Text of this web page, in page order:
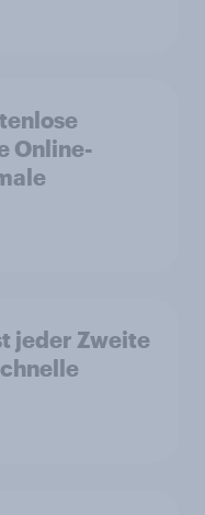
Online-
jeder Zweite